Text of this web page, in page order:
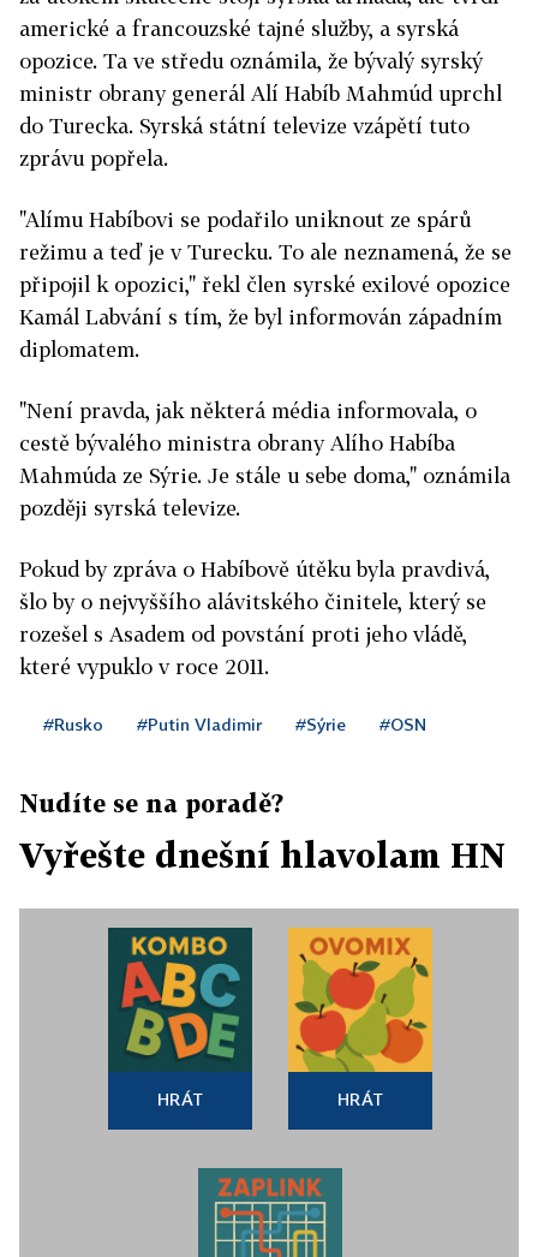
americké a francouzské tajné služby, a syrská
opozice. Ta ve středu oznámila, že bývalý syrský
ministr obrany generál Alí Habíb Mahmúd uprchl
do Turecka. Syrská státní televize vzápětí tuto
zprávu popřela.
"Alímu Habíbovi se podařilo uniknout ze spárů
režimu a teď je v Turecku. To ale neznamená, že se
připojil k opozici," řekl člen syrské exilové opozice
Kamál Labvání s tím, že byl informován západním
diplomatem.
"Není pravda, jak některá média informovala, o
cestě bývalého ministra obrany Alího Habíba
Mahmúda ze Sýrie. Je stále u sebe doma," oznámila
později syrská televize.
Pokud by zpráva o Habíbově útěku byla pravdivá,
šlo by o nejvyššího alávitského činitele, který se
rozešel s Asadem od povstání proti jeho vládě,
které vypuklo v roce 2011.
#Rusko #Putin Vladimir #Sýrie #OSN
Nudíte se na poradě?
Vyřešte dnešní hlavolam HN
HRÁT HRÁT